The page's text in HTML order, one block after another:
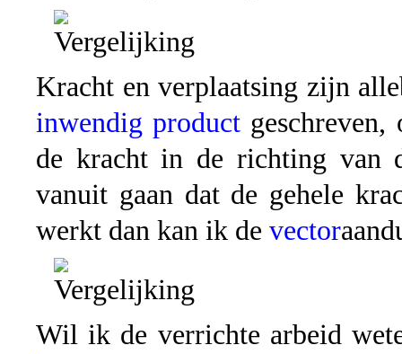
Kracht en verplaatsing zijn
inwendig product
de kracht in de richting van
vanuit gaan dat de gehele
werkt dan kan ik de vector
Wil ik de verrichte arbeid